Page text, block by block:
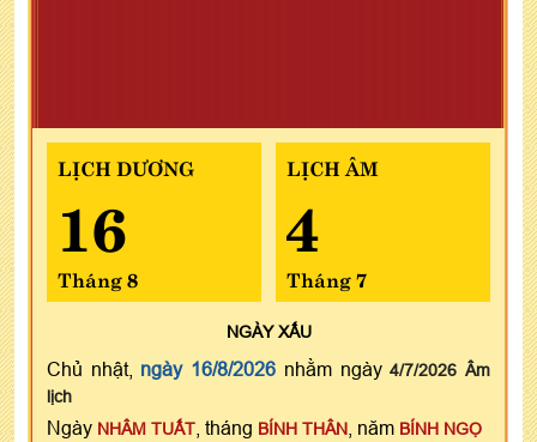
LỊCH DƯƠNG
16
Tháng 8
LỊCH ÂM
4
Tháng 7
NGÀYXẤU
Chủ nhật, ngày 16/8/2026 nhằm ngày4/7/2026 Âm
lịch
Ngày NHÂM TUẤT , tháng BÍNH THÂN , năm BÍNH NGỌ